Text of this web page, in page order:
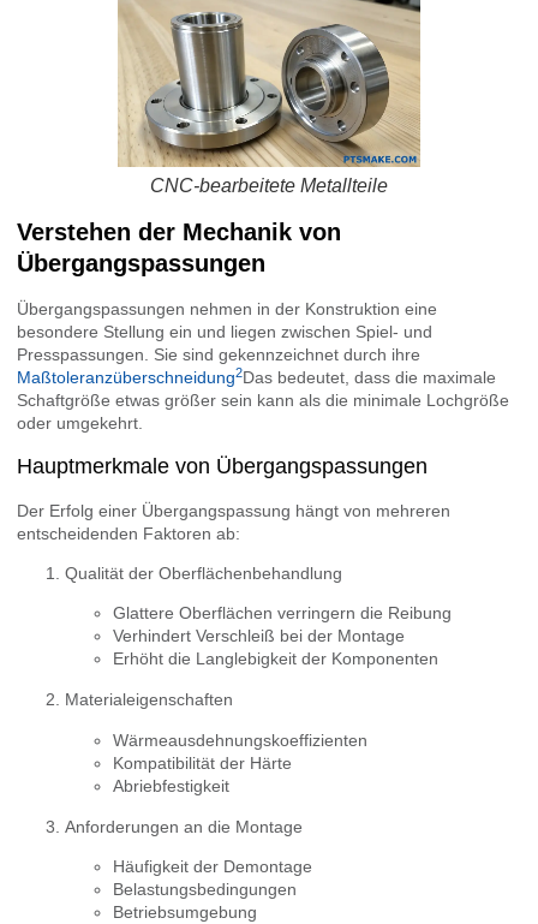
CNC-bearbeitete Metallteile
Verstehen der Mechanik von
Übergangspassungen
Übergangspassungen nehmen in der Konstruktion eine
besondere Stellung ein und liegen zwischen Spiel- und
Presspassungen. Sie sind gekennzeichnet durch ihre
Maßtoleranzüberschneidung2Das bedeutet, dass die maximale
Schaftgröße etwas größer sein kann als die minimale Lochgröße
oder umgekehrt.
Hauptmerkmale von Übergangspassungen
Der Erfolg einer Übergangspassung hängt von mehreren
entscheidenden Faktoren ab:
Qualität der Oberflächenbehandlung
Glattere Oberflächen verringern die Reibung
Verhindert Verschleiß bei der Montage
Erhöht die Langlebigkeit der Komponenten
Materialeigenschaften
Wärmeausdehnungskoeffizienten
Kompatibilität der Härte
Abriebfestigkeit
Anforderungen an die Montage
Häufigkeit der Demontage
Belastungsbedingungen
Betriebsumgebung